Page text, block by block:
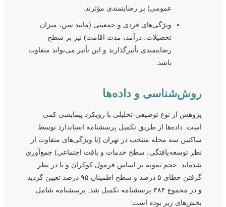
عمومی) بر رضایتمندی مؤثرند.
ویژگی‌های فردی و جمعیتی (مانند سن، میزان
تحصیلات، درآمد، مدت اقامت) نیز بر سطح
رضایتمندی تأثیرگذارند و این تأثیر می‌تواند متفاوت
روش‌شناسی و داده‌ها
پژوهش از نوع توصیفی-تحلیلی با رویکرد پیمایشی کمی
است. داده‌ها از طریق تکمیل پرسشنامه استاندارد توسط
ساکنین سه محله منتخب در تهران (با ویژگی‌های متفاوت از
نظر توسعه‌یافتگی، سطح خدمات و بافت اجتماعی) جمع‌آوری
شده‌اند. حجم نمونه بر اساس فرمول کوکران و با در نظر
گرفتن خطای ۵ درصد و سطح اطمینان ۹۵ درصد تعیین گردید
و در مجموع ۳۸۴ پرسشنامه تکمیل شد. پرسشنامه شامل
بخش‌های زیر بوده است: